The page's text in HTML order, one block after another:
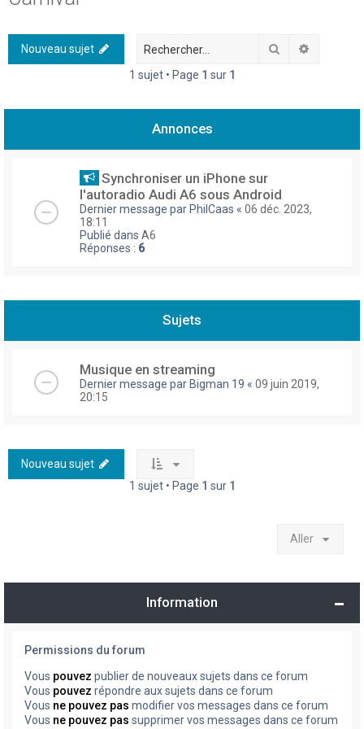
h
r
Nouveau sujet Rechercher
1 sujet • Page 1 sur 1
Annonces
Synchroniser un iPhone sur
l'autoradio Audi A6 sous Android
Dernier message par PhilCaas « 06 déc. 2023,
18:11
Publié dans A6
Réponses : 6
Sujets
Musique en streaming
Dernier message par Bigman 19 « 09 juin 2019,
20:15
Nouveau sujet
1 sujet • Page 1 sur 1
Aller
Information
Permissions du forum
Vous pouvez publier de nouveaux sujets dans ce forum
Vous pouvez répondre aux sujets dans ce forum
Vous ne pouvez pas modifier vos messages dans ce forum
Vous ne pouvez pas supprimer vos messages dans ce forum